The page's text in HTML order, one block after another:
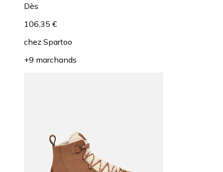
Dès
106,35 €
chez Spartoo
+9 marchands